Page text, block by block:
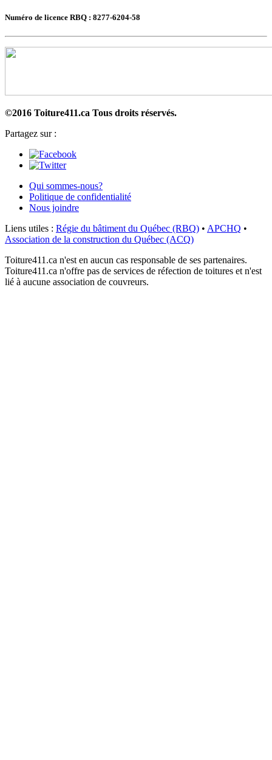
Numéro de licence RBQ : 8277-6204-58
©2016 Toiture411.ca Tous droits réservés.
Partagez sur :
Qui sommes-nous?
Politique de confidentialité
Nous joindre
Liens utiles : Régie du bâtiment du Québec (RBQ) • APCHQ •
Association de la construction du Québec (ACQ)
Toiture411.ca n'est en aucun cas responsable de ses partenaires.
Toiture411.ca n'offre pas de services de réfection de toitures et n'est
lié à aucune association de couvreurs.